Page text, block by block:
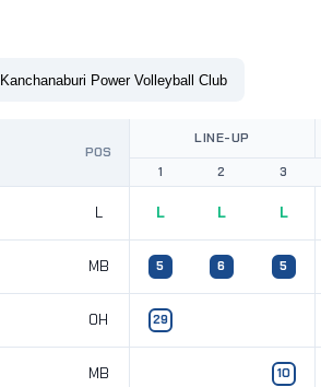
Kanchanaburi Power Volleyball Club
POS
LINE-UP
1 2 3
L L L L
MB 5 6 5
OH 29
MB 10